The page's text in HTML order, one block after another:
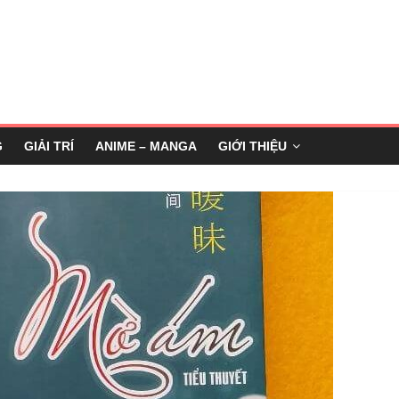
GIẢI TRÍ ANIME – MANGA GIỚI THIỆU